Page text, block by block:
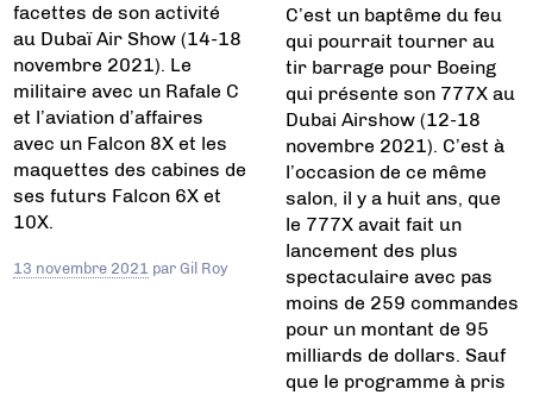
facettes de son activité
au Dubaï Air Show (14-18
novembre 2021). Le
militaire avec un Rafale C
et l’aviation d’affaires
avec un Falcon 8X et les
maquettes des cabines de
ses futurs Falcon 6X et
10X.
13 novembre 2021 parGil Roy
C’est un baptême du feu
qui pourrait tourner au
tir barrage pour Boeing
qui présente son 777X au
Dubai Airshow (12-18
novembre 2021). C’est à
l’occasion de ce même
salon, il y a huit ans, que
le 777X avait fait un
lancement des plus
spectaculaire avec pas
moins de 259 commandes
pour un montant de 95
milliards de dollars. Sauf
que le programme à pris